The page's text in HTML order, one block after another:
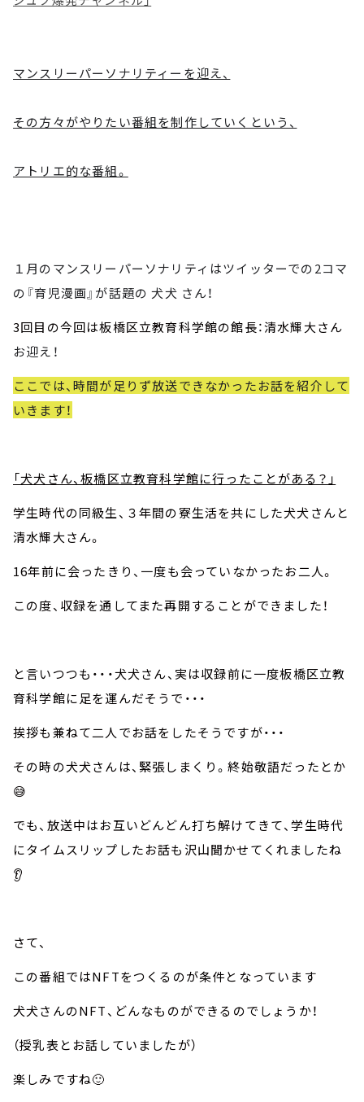
マンスリーパーソナリティーを迎え、
その方々がやりたい番組を制作していくという、
アトリエ的な番組。
１月のマンスリーパーソナリティはツイッターでの2コマ
の『育児漫画』が話題の 犬犬 さん！
3回目の今回は板橋区立教育科学館の館長：清水輝大さん
お迎え！
ここでは、時間が足りず放送できなかったお話を紹介して
いきます！
「犬犬さん、板橋区立教育科学館に行ったことがある？」
学生時代の同級生、３年間の寮生活を共にした犬犬さんと
清水輝大さん。
16年前に会ったきり、一度も会っていなかったお二人。
この度、収録を通してまた再開することができました！
と言いつつも・・・犬犬さん、実は収録前に一度板橋区立教
育科学館に足を運んだそうで・・・
挨拶も兼ねて二人でお話をしたそうですが・・・
その時の犬犬さんは、緊張しまくり。終始敬語だったとか
😅
でも、放送中はお互いどんどん打ち解けてきて、学生時代
にタイムスリップしたお話も沢山聞かせてくれましたね
👂
さて、
この番組ではNFTをつくるのが条件となっています
犬犬さんのNFT、どんなものができるのでしょうか！
（授乳表とお話していましたが）
楽しみですね🙂